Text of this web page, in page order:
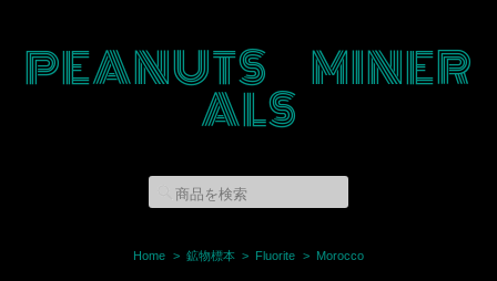
PEANUTS MINER
ALS
Home 鉱物標本 Fluorite Morocco